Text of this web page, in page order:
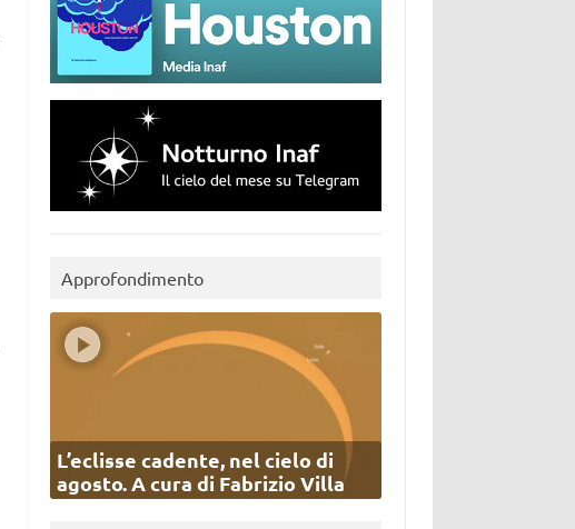
Approfondimento
L’eclisse cadente, nel cielo di
agosto. A cura di Fabrizio Villa